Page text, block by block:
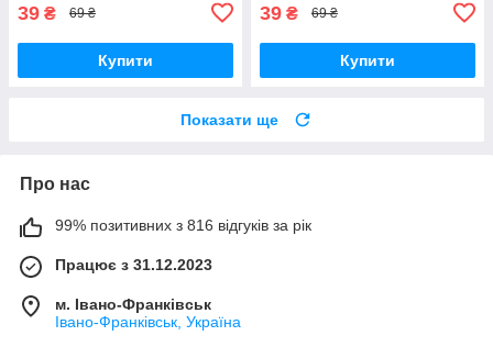
39 ₴ 69 ₴
Купити
39 ₴ 69 ₴
Купити
Показати ще
Про нас
99% позитивних з 816 відгуків за рік
Працює з 31.12.2023
м. Івано-Франківськ
Івано-Франківськ, Україна